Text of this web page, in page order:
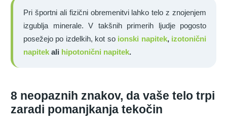
Pri športni ali fizični obremenitvi lahko telo z znojenjem
izgublja minerale. V takšnih primerih ljudje pogosto
posežejo po izdelkih, kot so ionski napitek, izotonični
napitek ali hipotonični napitek.
8 neopaznih znakov, da vaše telo trpi
zaradi pomanjkanja tekočin